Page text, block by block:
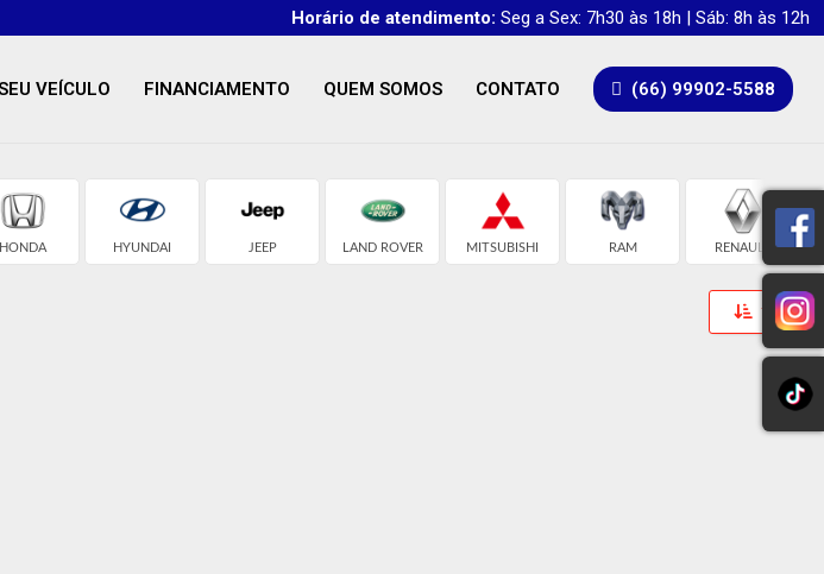
Horário de atendimento: Seg a Sex: 7h30 às 18h | Sáb: 8h às 12h
VEÍCULO FINANCIAMENTO QUEM SOMOS CONTATO (66) 99902-5588
HONDA HYUNDAI JEEP LAND ROVER MITSUBISHI RAM RENAULT
Toggle